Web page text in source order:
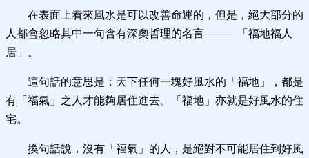
在表面上看來風水是可以改善命運的，但是，絕大部分的
人都會忽略其中一句含有深奧哲理的名言―――「福地福人
居」。
這句話的意思是：天下任何一塊好風水的「福地」，都是
有「福氣」之人才能夠居住進去。「福地」亦就是好風水的住
宅。
換句話說，沒有「福氣」的人，是絕對不可能居住到好風